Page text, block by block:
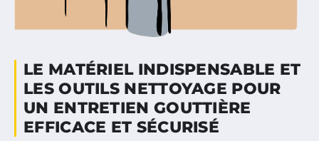
LE MATÉRIEL INDISPENSABLE ET
LES OUTILS NETTOYAGE POUR
UN ENTRETIEN GOUTTIÈRE
EFFICACE ET SÉCURISÉ